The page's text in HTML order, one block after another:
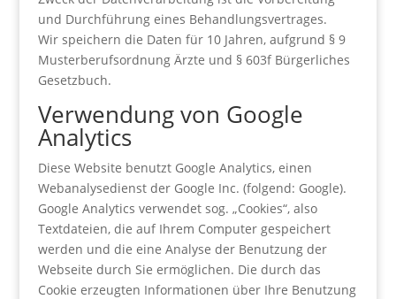
und Durchführung eines Behandlungsvertrages.
Wir speichern die Daten für 10 Jahren, aufgrund § 9
Musterberufsordnung Ärzte und § 603f Bürgerliches
Gesetzbuch.
Verwendung von Google
Analytics
Diese Website benutzt Google Analytics, einen
Webanalysedienst der Google Inc. (folgend: Google).
Google Analytics verwendet sog. „Cookies“, also
Textdateien, die auf Ihrem Computer gespeichert
werden und die eine Analyse der Benutzung der
Webseite durch Sie ermöglichen. Die durch das
Cookie erzeugten Informationen über Ihre Benutzung